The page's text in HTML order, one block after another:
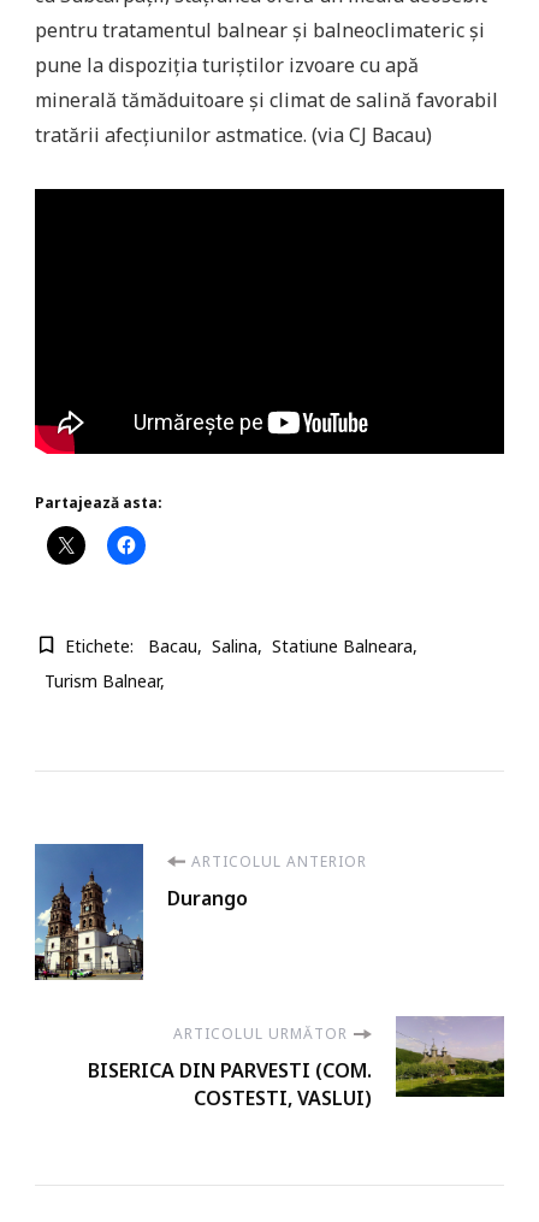
pentru tratamentul balnear şi balneoclimateric şi
pune la dispoziţia turiştilor izvoare cu apă
minerală tămăduitoare şi climat de salină favorabil
tratării afecţiunilor astmatice. (via CJ Bacau)
Partajează asta:
Etichete: Bacau Salina
Statiune Balneara
Turism Balnear
Navigare
în
articole
ARTICOLUL ANTERIOR
Durango
ARTICOLUL URMĂTOR
BISERICA DIN PARVESTI (COM.
COSTESTI, VASLUI)